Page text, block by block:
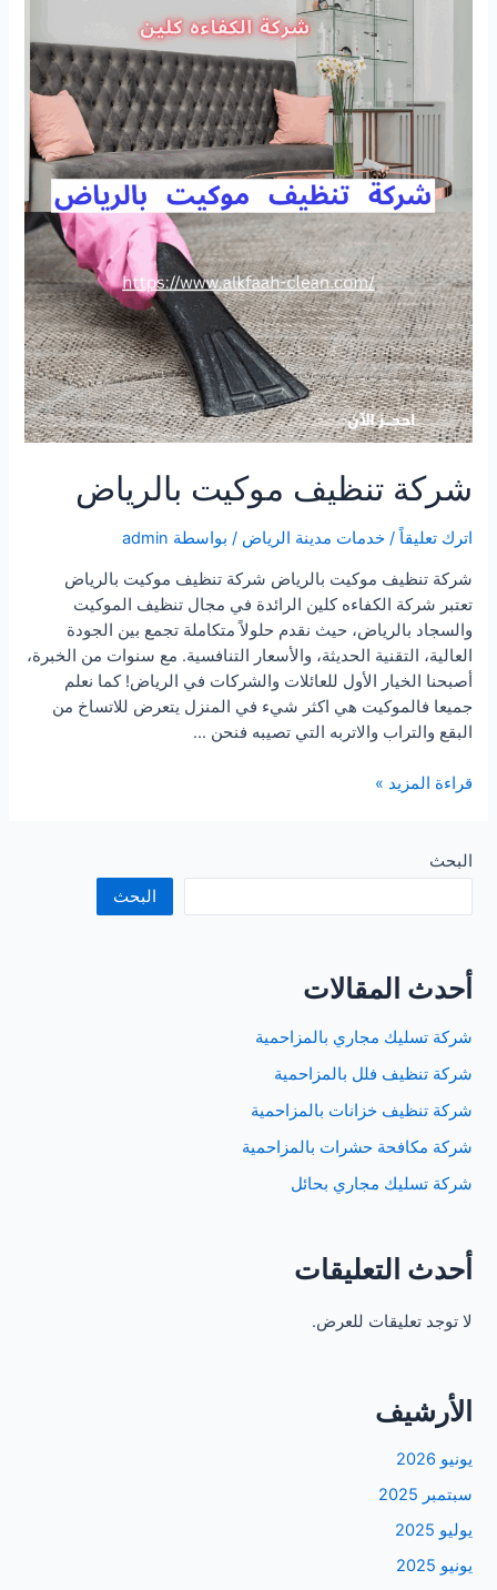
شركة تنظيف موكيت بالرياض
اترك تعليقاً /خدمات مدينة الرياض / بواسطة admin
شركة تنظيف موكيت بالرياض شركة تنظيف موكيت بالرياض
تعتبر شركة الكفاءه كلين الرائدة في مجال تنظيف الموكيت
والسجاد بالرياض، حيث نقدم حلولاً متكاملة تجمع بين الجودة
العالية، التقنية الحديثة، والأسعار التنافسية. مع سنوات من الخبرة،
أصبحنا الخيار الأول للعائلات والشركات في الرياض! كما نعلم
جميعا فالموكيت هي اكثر شيء في المنزل يتعرض للاتساخ من
البقع والتراب والاتربه التي تصيبه فنحن …
شركة
بالرياض
قراءة المزيد »
البحث
البحث
أحدث المقالات
شركة تسليك مجاري بالمزاحمية
شركة تنظيف فلل بالمزاحمية
شركة تنظيف خزانات بالمزاحمية
شركة مكافحة حشرات بالمزاحمية
شركة تسليك مجاري بحائل
أحدث التعليقات
لا توجد تعليقات للعرض.
الأرشيف
يونيو 2026
سبتمبر 2025
يوليو 2025
يونيو 2025